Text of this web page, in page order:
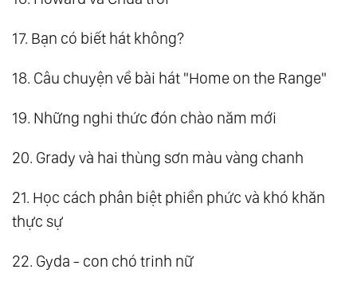
17. Bạn có biết hát không?
18. Câu chuyện về bài hát "Home on the Range"
19. Những nghi thức đón chào năm mới
20. Grady và hai thùng sơn màu vàng chanh
21. Học cách phân biệt phiền phức và khó khăn
thực sự
22. Gyda - con chó trinh nữ